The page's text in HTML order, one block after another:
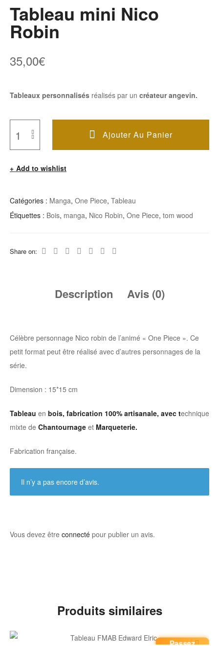
Tableau mini Nico
Robin
35,00€
Tableaux personnalisés réalisés par un créateur angevin.
Quantité
Tableau
Nico
Robin
Ajouter Au Panier
Add to wishlist
Catégories : Manga, One Piece, Tableau
Étiquettes : Bois, manga, Nico Robin, One Piece, tom wood
Share on:
Description Avis (0)
Célèbre personnage Nico robin de l’animé « One Piece ». Ce
petit format peut être réalisé avec d’autres personnages de la
série.
Dimension : 15*15 cm
Tableau en bois, fabrication 100% artisanale, avec technique
mixte de Chantournage et Marqueterie.
Fabrication française.
Il n’y a pas encore d’avis.
Vous devez être connecté pour publier un avis.
Produits similaires
Passez